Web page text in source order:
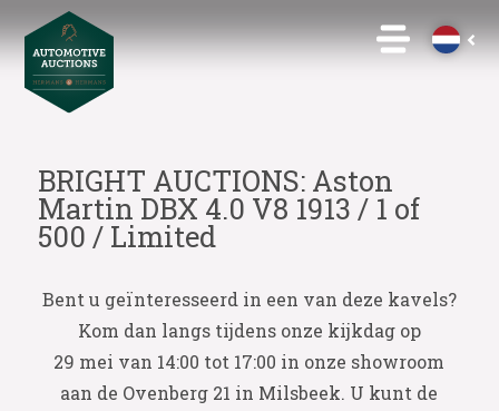
BRIGHT AUCTIONS: Aston
Martin DBX 4.0 V8 1913 / 1 of
500 / Limited
Bent u geïnteresseerd in een van deze kavels?
Kom dan langs tijdens onze kijkdag op
29 mei van 14:00 tot 17:00 in onze showroom
aan de Ovenberg 21 in Milsbeek. U kunt de